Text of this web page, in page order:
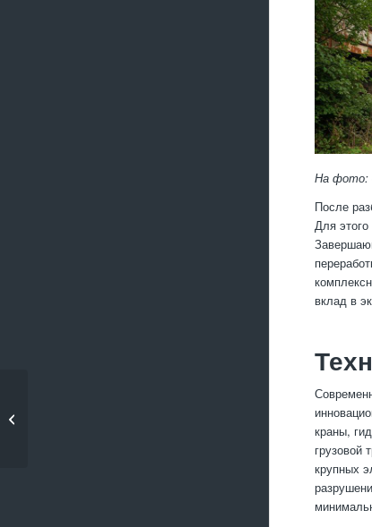
На фото:
После
Для
вклад в
краны,
грузовой
крупных